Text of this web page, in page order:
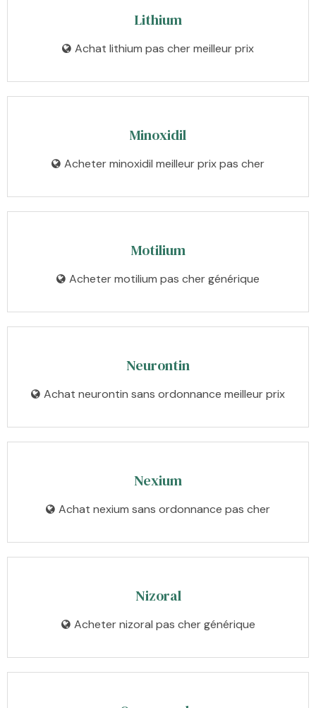
Lithium
Achat lithium pas cher meilleur prix
Minoxidil
Acheter minoxidil meilleur prix pas cher
Motilium
Acheter motilium pas cher générique
Neurontin
Achat neurontin sans ordonnance meilleur prix
Nexium
Achat nexium sans ordonnance pas cher
Nizoral
Acheter nizoral pas cher générique